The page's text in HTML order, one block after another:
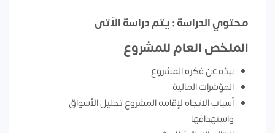
محتوي الدراسة : يتم دراسة الآتى
الملخص العام للمشروع
نبذه عن فكره المشروع
المؤشرات المالية
أسباب الاتجاه لإقامه المشروع تحليل الأسواق
واستهدافها